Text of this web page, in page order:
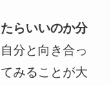
らいいのか分
分と向き合っ
みることが大